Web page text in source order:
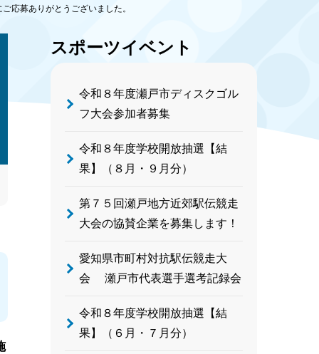
応募ありがとうございました。
スポーツイベント
令和８年度瀬戸市ディスクゴル
フ大会参加者募集
令和８年度学校開放抽選【結
果】（８月・９月分）
第７５回瀬戸地方近郊駅伝競走
大会の協賛企業を募集します！
愛知県市町村対抗駅伝競走大
会 瀬戸市代表選手選考記録会
令和８年度学校開放抽選【結
果】（６月・７月分）